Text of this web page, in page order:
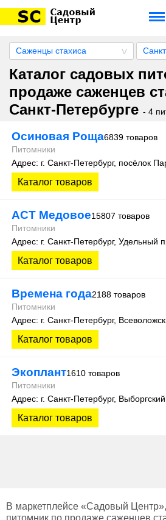
Саженцы стахиса
Каталог садовых
продаже саженцев
Санкт-Петербурге - 4
Осиновая Роща6839 товаров
Питомники
Каталог товаров
АСТ Медовое15807 товаров
Питомники
Каталог товаров
Времена года2188 товаров
Питомники
Каталог товаров
Экоплант1610 товаров
Питомники
Каталог товаров
В маркетплейсе «Садовый
питомник по продаже саженцев